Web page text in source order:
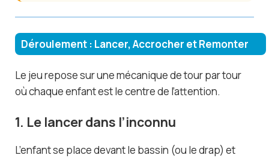
Déroulement : Lancer, Accrocher et Remonter
Le jeu repose sur une mécanique de tour par tour
où chaque enfant est le centre de l’attention.
1. Le lancer dans l’inconnu
L’enfant se place devant le bassin (ou le drap) et